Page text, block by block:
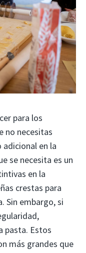
para los
no necesitas
adicional en la
se necesita es un
en la
crestas para
Sin embargo, si
pasta. Estos
más grandes que